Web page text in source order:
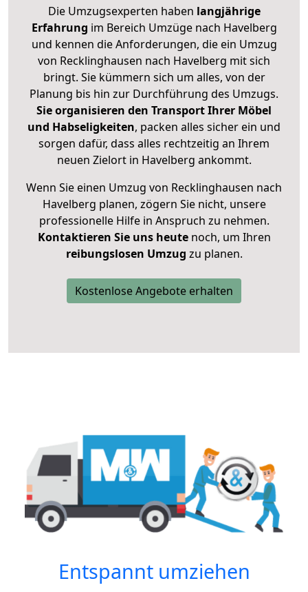
Die Umzugsexperten haben langjährige
Erfahrung im Bereich Umzüge nach Havelberg
und kennen die Anforderungen, die ein Umzug
von Recklinghausen nach Havelberg mit sich
bringt. Sie kümmern sich um alles, von der
Planung bis hin zur Durchführung des Umzugs.
Sie organisieren den Transport Ihrer Möbel
und Habseligkeiten, packen alles sicher ein und
sorgen dafür, dass alles rechtzeitig an Ihrem
neuen Zielort in Havelberg ankommt.
Wenn Sie einen Umzug von Recklinghausen nach
Havelberg planen, zögern Sie nicht, unsere
professionelle Hilfe in Anspruch zu nehmen.
Kontaktieren Sie uns heutenoch, um Ihren
reibungslosen Umzug zu planen.
Kostenlose Angebote erhalten
Entspannt umziehen